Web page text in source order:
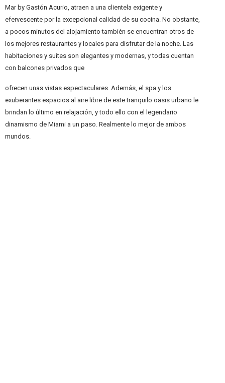
Mar by Gastón Acurio, atraen a una clientela exigente y
efervescente por la excepcional calidad de su cocina. No obstante,
a pocos minutos del alojamiento también se encuentran otros de
los mejores restaurantes y locales para disfrutar de la noche. Las
habitaciones y suites son elegantes y modernas, y todas cuentan
con balcones privados que
ofrecen unas vistas espectaculares. Además, el spa y los
exuberantes espacios al aire libre de este tranquilo oasis urbano le
brindan lo último en relajación, y todo ello con el legendario
dinamismo de Miami a un paso. Realmente lo mejor de ambos
mundos.